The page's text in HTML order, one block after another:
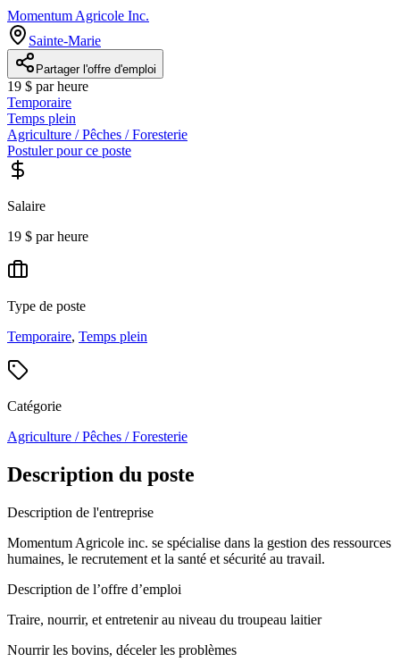
Momentum Agricole Inc.
Sainte-Marie
Partager l'offre d'emploi
19 $ par heure
Temporaire
Temps plein
Agriculture / Pêches / Foresterie
Postuler pour ce poste
Salaire
19 $ par heure
Type de poste
Temporaire, Temps plein
Catégorie
Agriculture / Pêches / Foresterie
Description du poste
Description de l'entreprise
Momentum Agricole inc. se spécialise dans la gestion des ressources
humaines, le recrutement et la santé et sécurité au travail.
Description de l’offre d’emploi
Traire, nourrir, et entretenir au niveau du troupeau laitier
Nourrir les bovins, déceler les problèmes